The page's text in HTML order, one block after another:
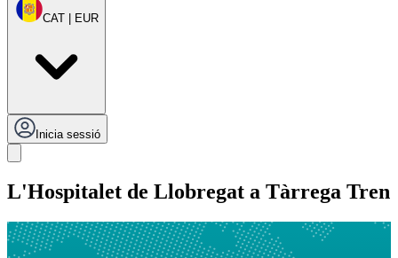
CAT | EUR
Inicia sessió
L'Hospitalet de Llobregat a Tàrrega Tren